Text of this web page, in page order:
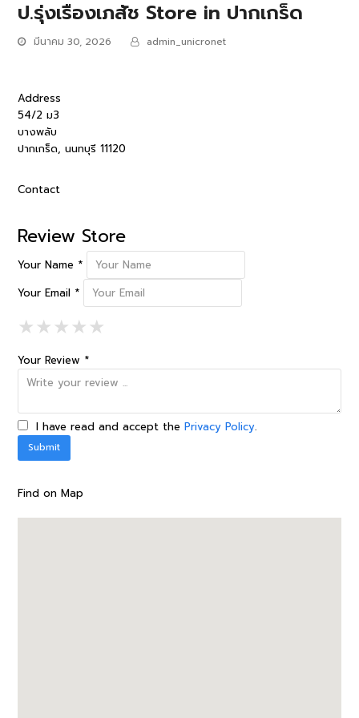
ป.รุ่งเรืองเภสัช Store in ปากเกร็ด
มีนาคม 30, 2026 admin_unicronet
Address
54/2 ม3
บางพลับ
ปากเกร็ด, นนทบุรี 11120
Contact
Review Store
Your Name *
Your Email *
★1 Star
★★2 Stars
★★★3 Stars
★★★★4 Stars
★★★★★5 Stars
Your Review *
I have read and accept thePrivacy Policy.
Find on Map